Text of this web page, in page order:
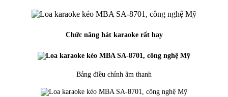
Chức năng hát karaoke rất hay
Bảng điều chỉnh âm thanh